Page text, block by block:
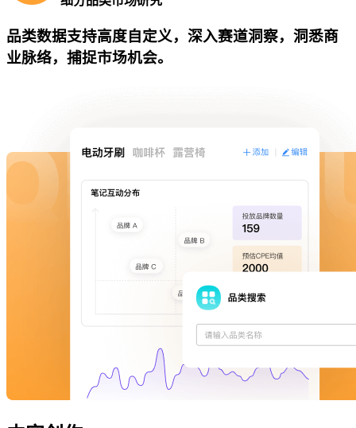
品类数据支持高度自定义，深入赛道洞察，洞悉商
业脉络，捕捉市场机会。